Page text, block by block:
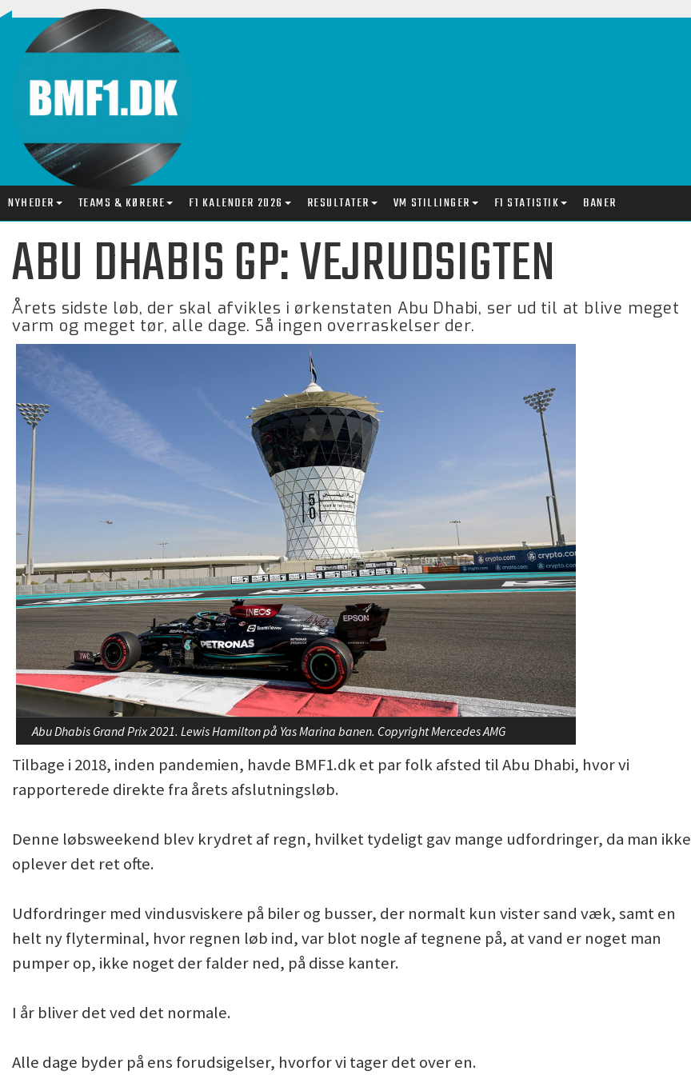
NYHEDER TEAMS & KØRERE F1 KALENDER 2026 RESULTATER VM STILLINGER F1 STATISTIK BANER
ABU DHABIS GP: VEJRUDSIGTEN
Årets sidste løb, der skal afvikles i ørkenstaten Abu Dhabi, ser ud til at blive meget
varm og meget tør, alle dage. Så ingen overraskelser der.
Abu Dhabis Grand Prix 2021. Lewis Hamilton på Yas Marina banen. Copyright Mercedes AMG
Tilbage i 2018, inden pandemien, havde BMF1.dk et par folk afsted til Abu Dhabi, hvor vi
rapporterede direkte fra årets afslutningsløb.
Denne løbsweekend blev krydret af regn, hvilket tydeligt gav mange udfordringer, da man ikke
oplever det ret ofte.
Udfordringer med vindusviskere på biler og busser, der normalt kun vister sand væk, samt en
helt ny flyterminal, hvor regnen løb ind, var blot nogle af tegnene på, at vand er noget man
pumper op, ikke noget der falder ned, på disse kanter.
I år bliver det ved det normale.
Alle dage byder på ens forudsigelser, hvorfor vi tager det over en.